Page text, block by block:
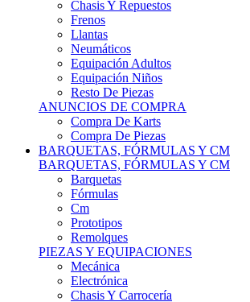
Chasis Y Repuestos
Frenos
Llantas
Neumáticos
Equipación Adultos
Equipación Niños
Resto De Piezas
ANUNCIOS DE COMPRA
Compra De Karts
Compra De Piezas
BARQUETAS, FÓRMULAS Y CM
BARQUETAS, FÓRMULAS Y CM
Barquetas
Fórmulas
Cm
Prototipos
Remolques
PIEZAS Y EQUIPACIONES
Mecánica
Electrónica
Chasis Y Carrocería